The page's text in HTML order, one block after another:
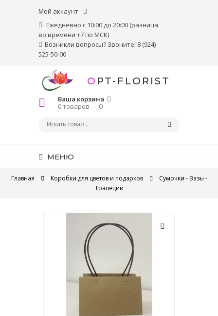
Мой аккаунт
Ежедневно с 10:00 до 20:00 (разница
во времени +7 по МСК)
Возникли вопросы? Звоните! 8 (924)
525-50-00
OPT-FLORIST
Ваша корзина
0 товаров —0
МЕНЮ
Главная Коробки для цветов и подарков
Сумочки - Вазы -
Трапеции